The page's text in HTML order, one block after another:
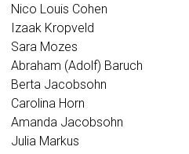
Nico Louis Cohen
Izaak Kropveld
Sara Mozes
Abraham (Adolf) Baruch
Berta Jacobsohn
Carolina Horn
Amanda Jacobsohn
Julia Markus